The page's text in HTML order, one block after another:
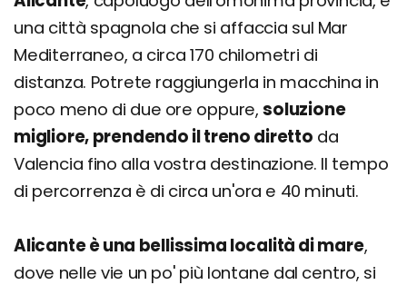
una città spagnola che si affaccia sul Mar
Mediterraneo, a circa 170 chilometri di
distanza. Potrete raggiungerla in macchina in
poco meno di due ore oppure,soluzione
migliore, prendendo il treno diretto da
Valencia fino alla vostra destinazione. Il tempo
di percorrenza è di circa un'ora e 40 minuti.
Alicante è una bellissima località di mare,
dove nelle vie un po' più lontane dal centro, si